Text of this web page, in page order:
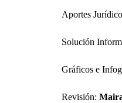
Aportes
Solución
Gráficos e
Revisión: